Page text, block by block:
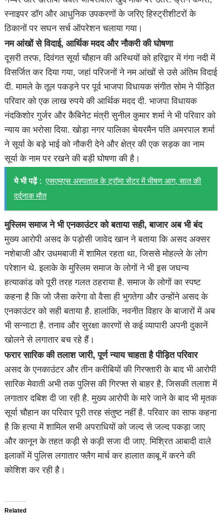
स्नाइपर डॉग और आधुनिक उपकरणों के जरिए हिस्ट्रीशीटरों के
ठिकानों पर सघन सर्च ऑपरेशन चलाया गया।
नम आंखों से विदाई, आर्थिक मदद और नौकरी की घोषणा
दूसरी तरफ, दिवंगत सूर्या चौहान की अस्थियों को हरिद्वार में गंगा नदी में
विसर्जित कर दिया गया, जहां परिजनों ने नम आंखों से उसे अंतिम विदाई
दी. मामले के तूल पकड़ने पर पूर्व भाजपा विधायक संगीत सोम ने पीड़ित
परिवार को एक लाख रुपये की आर्थिक मदद दी. भाजपा विधायक
नंदकिशोर गुर्जर और कैबिनेट मंत्री सुनील कुमार शर्मा ने भी परिवार को
न्याय का भरोसा दिया. खोड़ा नगर पालिका चेयरमैन पति अमरपाल शर्मा
ने सूर्या के बड़े भाई को नौकरी देने और क्षेत्र की एक सड़क का नाम
सूर्या के नाम पर रखने की बड़ी घोषणा की है।
ये भी पढ़ें : एसएमएस अस्पताल के ट्रॉमा सेंटर में भीषण आग, सात की
दर्दनाक मौत
मुस्लिम समाज ने भी एनकाउंटर को बताया सही, बाजार अब भी बंद
मुख्य आरोपी असद के पड़ोसी जावेद खान ने बताया कि असद अक्सर
नशेबाजी और उधमबाजी में शामिल रहता था, जिससे मोहल्ले के लोग
परेशान थे. इलाके के मुस्लिम समाज के लोगों ने भी इस जघन्य
हत्याकांड को पूरी तरह गलत ठहराया है. समाज के लोगों का स्पष्ट
कहना है कि जो जैसा करेगा वो वैसा ही भुगतेगा और उन्होंने असद के
एनकाउंटर को सही बताया है. हालांकि, नवनीत विहार के बाजारों में अब
भी सन्नाटा है. तनाव और सुरक्षा कारणों से कई व्यापारी अपनी दुकानें
खोलने से लगातार बच रहे हैं।
फरार सारिक की तलाश जारी, पूर्ण न्याय चाहता है पीड़ित परिवार
असद के एनकाउंटर और तीन करीबियों की गिरफ्तारी के बाद भी आरोपी
सारिक मेवाती अभी तक पुलिस की गिरफ्त से बाहर है, जिसकी तलाश में
लगातार दबिश दी जा रही है. मुख्य आरोपी के मारे जाने के बाद भी मृतक
सूर्या चौहान का परिवार पूरी तरह संतुष्ट नहीं है. परिवार का साफ कहना
है कि हत्या में शामिल सभी अपराधियों को जल्द से जल्द पकड़ा जाए
और कानून के तहत कड़ी से कड़ी सजा दी जाए. मिश्रित आबादी वाले
इलाकों में पुलिस लगातार फ्लैग मार्च कर हालात काबू में करने की
कोशिश कर रही है।
Related